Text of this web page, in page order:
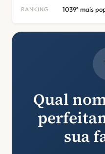
RANKING 1039º mais
Qual
sua